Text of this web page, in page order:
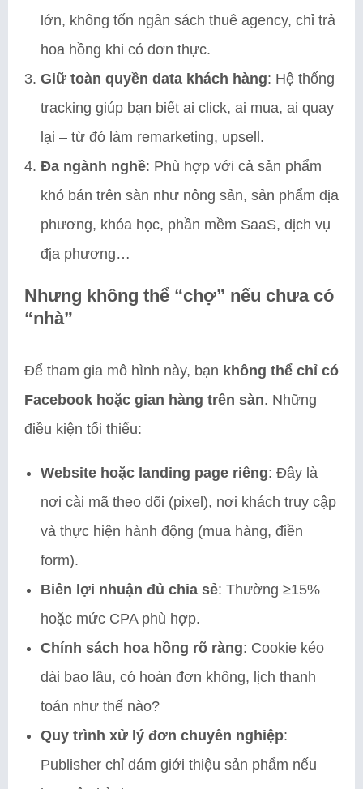
lớn, không tốn ngân sách thuê agency, chỉ trả
hoa hồng khi có đơn thực.
Giữ toàn quyền data khách hàng: Hệ thống
tracking giúp bạn biết ai click, ai mua, ai quay
lại – từ đó làm remarketing, upsell.
Đa ngành nghề: Phù hợp với cả sản phẩm
khó bán trên sàn như nông sản, sản phẩm địa
phương, khóa học, phần mềm SaaS, dịch vụ
địa phương…
Nhưng không thể “chợ” nếu chưa có
“nhà”
Để tham gia mô hình này, bạn không thể chỉ có
Facebook hoặc gian hàng trên sàn. Những
điều kiện tối thiểu:
Website hoặc landing page riêng: Đây là
nơi cài mã theo dõi (pixel), nơi khách truy cập
và thực hiện hành động (mua hàng, điền
form).
Biên lợi nhuận đủ chia sẻ: Thường ≥15%
hoặc mức CPA phù hợp.
Chính sách hoa hồng rõ ràng: Cookie kéo
dài bao lâu, có hoàn đơn không, lịch thanh
toán như thế nào?
Quy trình xử lý đơn chuyên nghiệp:
Publisher chỉ dám giới thiệu sản phẩm nếu